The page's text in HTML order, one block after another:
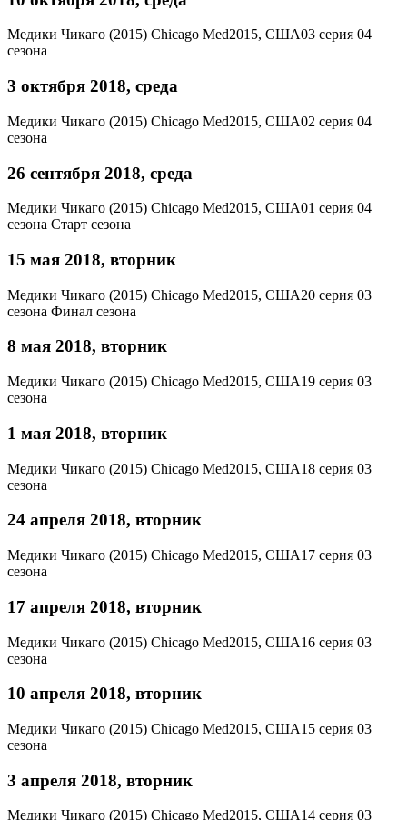
Медики Чикаго (2015) Chicago Med2015, США03 серия 04
сезона
3 октября 2018, среда
Медики Чикаго (2015) Chicago Med2015, США02 серия 04
сезона
26 сентября 2018, среда
Медики Чикаго (2015) Chicago Med2015, США01 серия 04
сезона Старт сезона
15 мая 2018, вторник
Медики Чикаго (2015) Chicago Med2015, США20 серия 03
сезона Финал сезона
8 мая 2018, вторник
Медики Чикаго (2015) Chicago Med2015, США19 серия 03
сезона
1 мая 2018, вторник
Медики Чикаго (2015) Chicago Med2015, США18 серия 03
сезона
24 апреля 2018, вторник
Медики Чикаго (2015) Chicago Med2015, США17 серия 03
сезона
17 апреля 2018, вторник
Медики Чикаго (2015) Chicago Med2015, США16 серия 03
сезона
10 апреля 2018, вторник
Медики Чикаго (2015) Chicago Med2015, США15 серия 03
сезона
3 апреля 2018, вторник
Медики Чикаго (2015) Chicago Med2015, США14 серия 03